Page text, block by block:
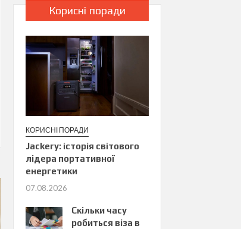
Корисні поради
КОРИСНІ ПОРАДИ
Jackery: історія світового
лідера портативної
енергетики
07.08.2026
Скільки часу
робиться віза в